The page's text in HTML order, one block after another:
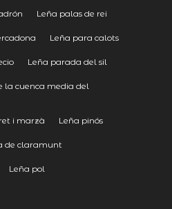
Leña palas de rei
Leña para calots
Leña parada del sil
la cuenca media del
i marzà Leña pinós
de claramunt
Leña pol